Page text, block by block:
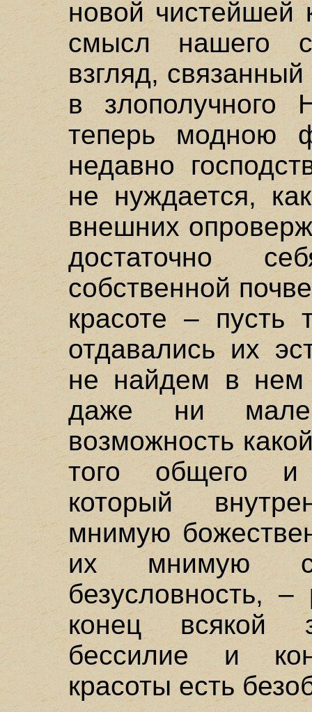
новой чистейшей
смысл нашего
взгляд,
в злополучного
теперь модною
недавно
не нуждается,
внешних
достаточно
собственной
красоте –
отдавались их
не найдем в нем
даже ни
возможность
того общего и
который
мнимую
их мнимую
безусловность,
конец всякой
бессилие и
красоты есть